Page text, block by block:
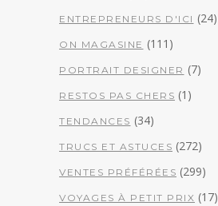
ENTREPRENEURS D'ICI (24)
ON MAGASINE (111)
PORTRAIT DESIGNER (7)
RESTOS PAS CHERS (1)
TENDANCES (34)
TRUCS ET ASTUCES (272)
VENTES PRÉFÉRÉES (299)
VOYAGES À PETIT PRIX (17)